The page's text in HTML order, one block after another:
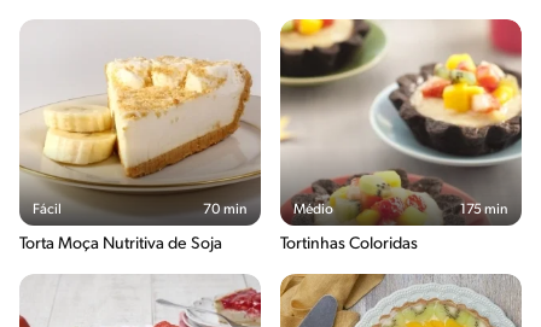
Fácil 70 min
Torta Moça Nutritiva de Soja
Médio 175 min
Tortinhas Coloridas